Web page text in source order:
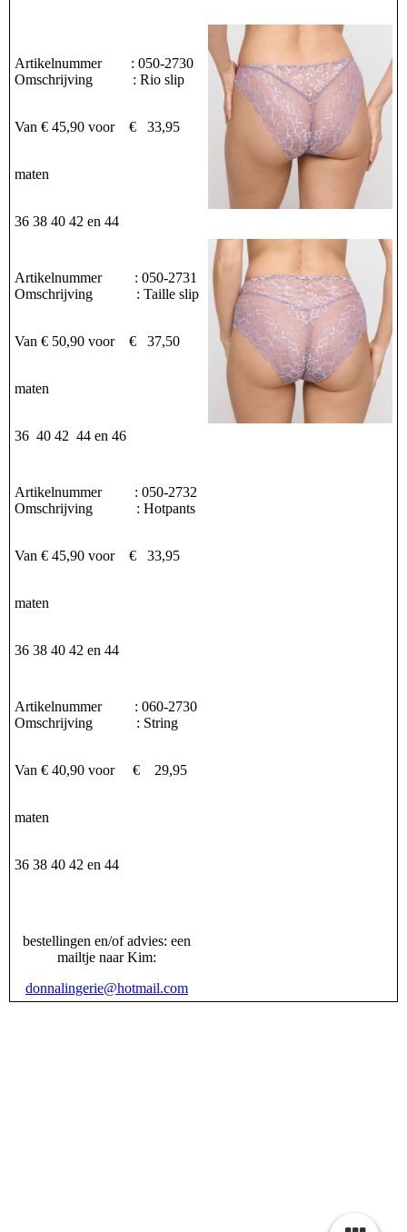
Artikelnummer : 050-2730
Omschrijving : Rio slip
Van € 45,90 voor € 33,95
maten
36 38 40 42 en 44
Artikelnummer : 050-2731
Omschrijving : Taille slip
Van € 50,90 voor € 37,50
maten
36 40 42 44 en 46
Artikelnummer : 050-2732
Omschrijving : Hotpants
Van € 45,90 voor € 33,95
maten
36 38 40 42 en 44
Artikelnummer : 060-2730
Omschrijving : String
Van € 40,90 voor € 29,95
maten
36 38 40 42 en 44
bestellingen en/of advies: een
mailtje naar Kim:
donnalingerie@hotmail.com